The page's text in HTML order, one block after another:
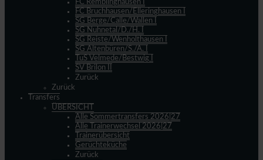
FC Remblinghausen I
FC Bruchhausen/Elleringhausen I
SG Berge/Calle/Wallen I
SG Nuhnetal/D./H. I
SG Reiste/Wenholthausen I
SG Altenbüren/S./A. I
TuS Velmede/Bestwig I
SV Brilon II
Zurück
Zurück
Transfers
ÜBERSICHT
Alle Sommertransfers 2026|27
Alle Trainerwechsel 2026|27
Trainerübersicht
Gerüchteküche
Zurück